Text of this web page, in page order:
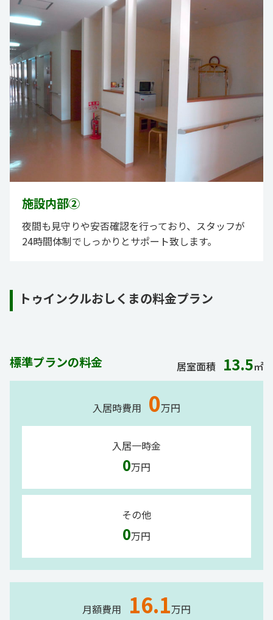
施設内部②
夜間も見守りや安否確認を行っており、スタッフが
24時間体制でしっかりとサポート致します。
トゥインクルおしくまの料金プラン
標準プランの料金 居室面積 13.5㎡
入居時費用 0万円
入居一時金
0万円
その他
0万円
月額費用 16.1万円